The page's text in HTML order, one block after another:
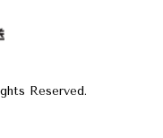
Reserved.